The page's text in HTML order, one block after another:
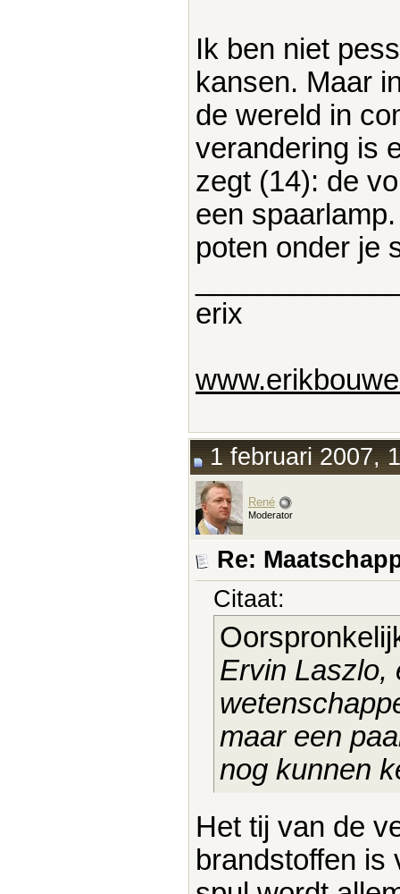
Ik ben niet
kansen. Maar
de wereld in
verandering is
zegt (14): de
een
poten onder je
erix
1 februari 2007,
René
Moderator
Re:
Citaat:
Ervin Laszlo,
maar een
nog kunnen
Het tij van de
brandstoffen is